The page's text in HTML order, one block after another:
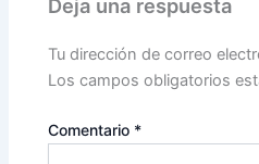
Deja una respuesta
Tu dirección de correo
Los campos obligatorios
Comentario *